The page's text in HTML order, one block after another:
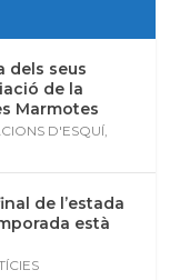
dels seus
de la
Marmotes
D'ESQUÍ
de l’estada
està